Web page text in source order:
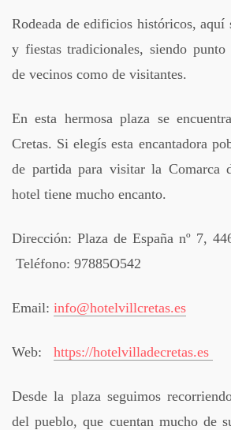
Rodeada de edificios históricos, aquí
y fiestas tradicionales, siendo punto
de vecinos como de visitantes.
En esta hermosa plaza se
Cretas. Si elegís esta encantadora
de partida para visitar la Comarca
hotel tiene mucho encanto.
Dirección: Plaza de España nº 7,
Teléfono: 97885O542
Email: info@hotelvillcretas.es
Web: https://hotelvilladecretas.es
Desde la plaza seguimos
del pueblo, que cuentan mucho de